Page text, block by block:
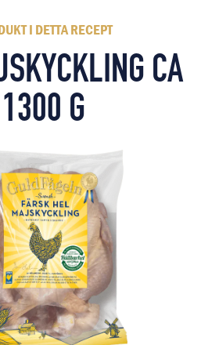
I DETTA RECEPT
CA
1300 G